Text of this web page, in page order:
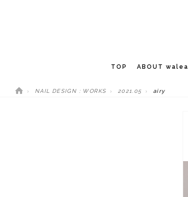
TOP ABOUT walea
NAIL DESIGN : WORKS 2021.05 airy